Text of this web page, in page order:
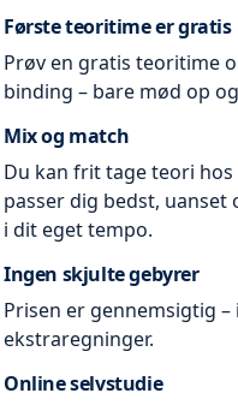
Første teoritime er gratis
Prøv en gratis teoritime
binding – bare mød op
Mix og match
Du kan frit tage teori
passer dig bedst,
i dit eget tempo.
Ingen skjulte gebyrer
Prisen er gennemsigtig
ekstraregninger.
Online selvstudie